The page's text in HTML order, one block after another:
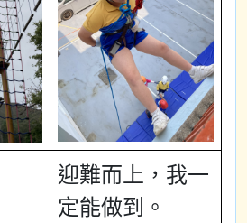
迎難而上，我一
定能做到。